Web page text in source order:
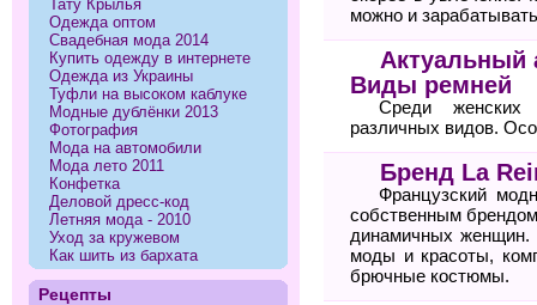
можно и
Актуальный
Виды ремней
Среди женских
различных видов.
Бренд La
Французский
собственным
динамичных женщин.
моды и красоты,
брючные костюмы.
Тату Крылья
Одежда оптом
Свадебная мода 2014
Купить одежду в интернете
Одежда из Украины
Туфли на высоком каблуке
Модные дублёнки 2013
Фотография
Мода на автомобили
Мода лето 2011
Конфетка
Деловой дресс-код
Летняя мода - 2010
Уход за кружевом
Как шить из бархата
Рецепты